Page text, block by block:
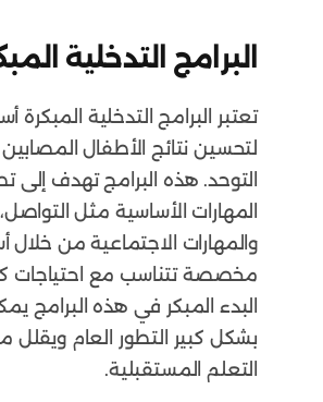
البرامج التدخلية
تعتبر البرامج التدخلية المبكرة
لتحسين نتائج الأطفال
التوحد. هذه البرامج تهدف إلى
المهارات الأساسية مثل
والمهارات الاجتماعية من خلال
مخصصة تتناسب مع احتياجات
البدء المبكر في هذه البرامج
بشكل كبير التطور العام
التعلم المستقبلية.